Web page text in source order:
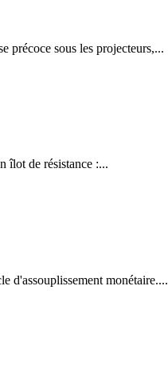
précoce sous les projecteurs,...
îlot de résistance :...
d'assouplissement monétaire....